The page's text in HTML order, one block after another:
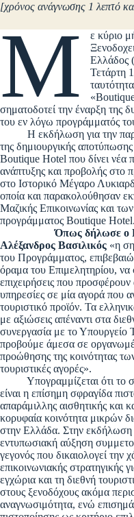
[χρόνος ανάγνωσης 1 λεπτό
Μ
ε κύριο
Ελλάδος
Τετάρτη
σηματοδοτεί την έναρξη της
του εν λόγω προγράμματός
Η εκδήλωση για την
της δημιουργικής
Boutique Hotel που δίνει νέα
ανάπτυξης και προβολής στο
στο Ιστορικό Μέγαρο
οποία και παρακολούθησαν
Μαζικής Επικοινωνίας και
προγράμματος Boutique Hotel.
Όπως δήλωσε ο
Αλέξανδρος Βασιλικός «η
του Προγράμματος,
όραμα του Επιμελητηρίου, να
επιχειρήσεις που προσφέρουν
υπηρεσίες σε μία αγορά που
τουριστικό προϊόν. Τα
με αξιώσεις απέναντι στα
συνεργασία με το
προβούμε άμεσα σε
προώθησης της κοινότητας
τουριστικές αγορές».
Υπογραμμίζεται ότι το
είναι η επίσημη σφραγίδα
απαράμιλλης αισθητικής και
κορυφαία κοινότητα μικρών
στην Ελλάδα. Στην εκδήλωση
εντυπωσιακή αύξηση
γεγονός που δικαιολογεί την
επικοινωνιακής
εγχώρια και τη διεθνή
στους ξενοδόχους ακόμα
αναγνωσιμότητα, ενώ